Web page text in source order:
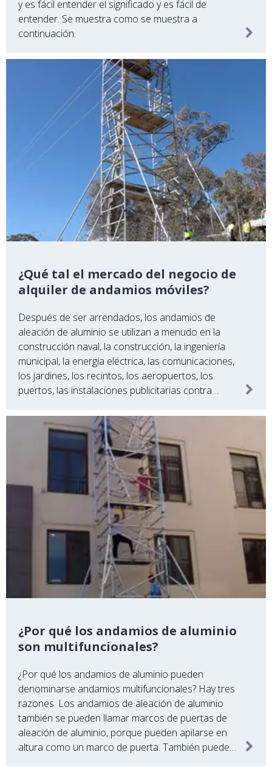
y es fácil entender el significado y es fácil de
entender. Se muestra como se muestra a
continuación.
¿Qué tal el mercado del negocio de
alquiler de andamios móviles?
Después de ser arrendados, los andamios de
aleación de aluminio se utilizan a menudo en la
construcción naval, la construcción, la ingeniería
municipal, la energía eléctrica, las comunicaciones,
los jardines, los recintos, los aeropuertos, los
puertos, las instalaciones publicitarias contra
industriales y mineras. ¡Este tipo de plataforma de
trabajo aéreo es la elección inevitable para lograr
la estandarización, seguridad y eficiencia de la
construcción de trabajos aéreos!
¿Por qué los andamios de aluminio
son multifuncionales?
¿Por qué los andamios de aluminio pueden
denominarse andamios multifuncionales? Hay tres
razones. Los andamios de aleación de aluminio
también se pueden llamar marcos de puertas de
aleación de aluminio, porque pueden apilarse en
altura como un marco de puerta. También puede